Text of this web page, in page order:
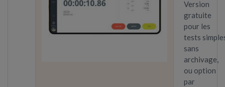
Version
gratuite
pour les
tests
sans
archivage,
ou option
par